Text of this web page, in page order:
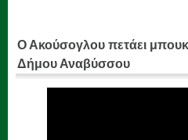
Ο Ακούσογλου πετάει
Δήμου Αναβύσσου